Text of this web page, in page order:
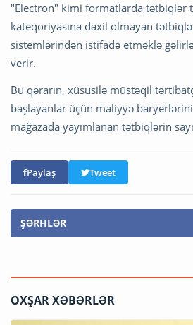
"Electron" kimi formatlarda tətbiqlər
kateqoriyasına daxil olmayan
sistemlərindən istifadə etməklə
verir.
Bu qərarın, xüsusilə müstəqil
başlayanlar üçün maliyyə
mağazada yayımlanan tətbiqlərin
Paylaş Tweet
ŞƏRHLƏR
OXŞAR XƏBƏRLƏR